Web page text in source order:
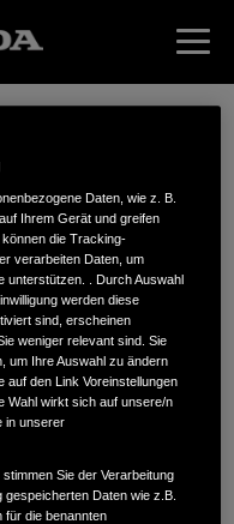
Daten, wie z. B.
Ihrem Gerät und greifen
die Tracking-
verarbeiten Daten, um
unterstützen. . Durch Auswahl
werden diese
sind, erscheinen
weniger relevant sind. Sie
um Ihre Auswahl zu ändern
auf den Link Voreinstellungen
Wahl wirkt sich auf unsere/n
in unserer
Sie der Verarbeitung
Daten wie z.B.
für die benannten